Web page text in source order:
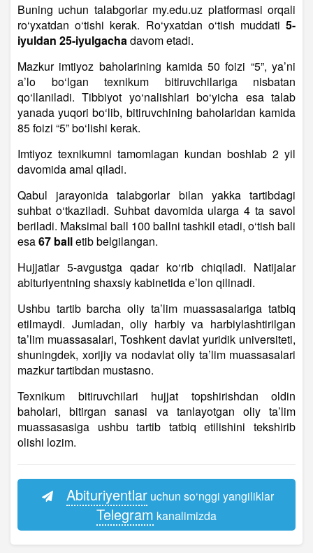
Buning uchun talabgorlar my.edu.uz platformasi orqali
ro‘yxatdan o‘tishi kerak. Ro‘yxatdan o‘tish muddati 5-
iyuldan 25-iyulgachadavom etadi.
Mazkur imtiyoz baholarining kamida 50 foizi “5”, ya’ni
a’lo bo‘lgan texnikum bitiruvchilariga nisbatan
qo‘llaniladi. Tibbiyot yo‘nalishlari bo‘yicha esa talab
yanada yuqori bo‘lib, bitiruvchining baholaridan kamida
85 foizi “5” bo‘lishi kerak.
Imtiyoz texnikumni tamomlagan kundan boshlab 2 yil
davomida amal qiladi.
Qabul jarayonida talabgorlar bilan yakka tartibdagi
suhbat o‘tkaziladi. Suhbat davomida ularga 4 ta savol
beriladi. Maksimal ball 100 ballni tashkil etadi, o‘tish bali
esa67 balletib belgilangan.
Hujjatlar 5-avgustga qadar ko‘rib chiqiladi. Natijalar
abituriyentning shaxsiy kabinetida e’lon qilinadi.
Ushbu tartib barcha oliy ta’lim muassasalariga tatbiq
etilmaydi. Jumladan, oliy harbiy va harbiylashtirilgan
ta’lim muassasalari, Toshkent davlat yuridik universiteti,
shuningdek, xorijiy va nodavlat oliy ta’lim muassasalari
mazkur tartibdan mustasno.
Texnikum bitiruvchilari hujjat topshirishdan oldin
baholari, bitirgan sanasi va tanlayotgan oliy ta’lim
muassasasiga ushbu tartib tatbiq etilishini tekshirib
olishi lozim.
Abituriyentlaruchun so‘nggi yangiliklar
Telegram kanalimizda